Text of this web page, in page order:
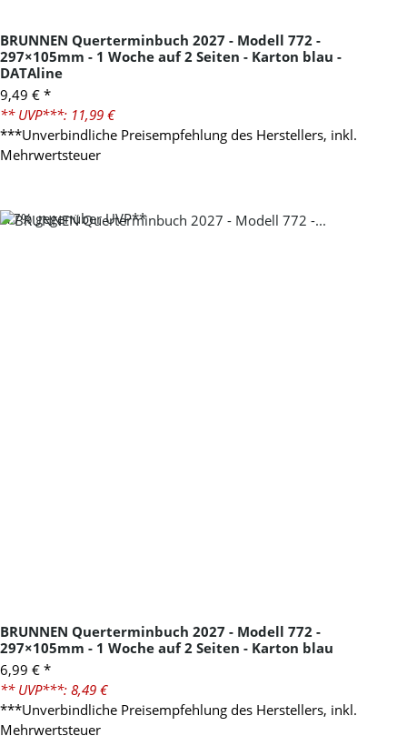
BRUNNEN Querterminbuch 2027 - Modell 772 -
297×105mm - 1 Woche auf 2 Seiten - Karton blau -
DATAline
9,49 € *
** UVP***: 11,99 €
***Unverbindliche Preisempfehlung des Herstellers, inkl.
Mehrwertsteuer
-17%gegenüber UVP**
BRUNNEN Querterminbuch 2027 - Modell 772 -
297×105mm - 1 Woche auf 2 Seiten - Karton blau
6,99 € *
** UVP***: 8,49 €
***Unverbindliche Preisempfehlung des Herstellers, inkl.
Mehrwertsteuer